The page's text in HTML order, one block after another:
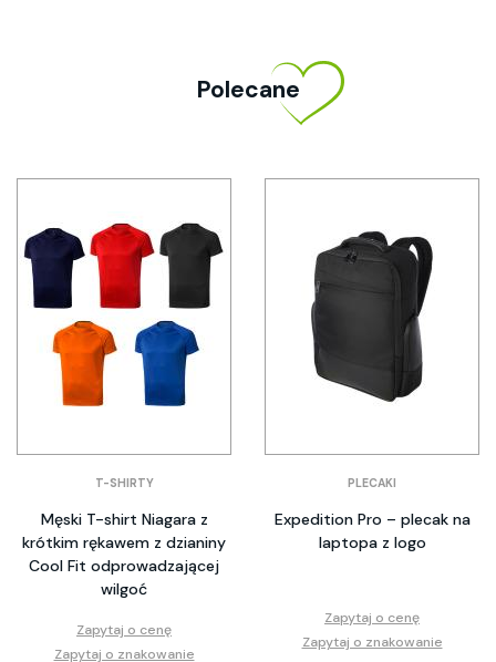
Polecane
T-SHIRTY
Męski T-shirt Niagara z
krótkim rękawem z dzianiny
Cool Fit odprowadzającej
wilgoć
Zapytaj o cenę
Zapytaj o znakowanie
PLECAKI
Expedition Pro – plecak na
laptopa z logo
Zapytaj o cenę
Zapytaj o znakowanie